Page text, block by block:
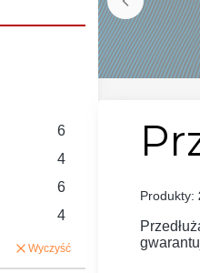
6
4
6
4
Wyczyść
Produkty: